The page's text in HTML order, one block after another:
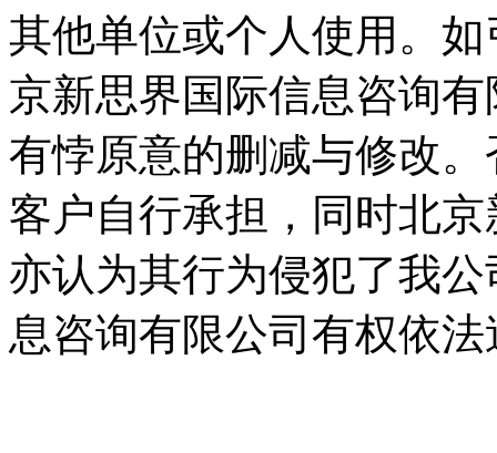
其他单位或个人使用。
京新思界国际信息咨询
有悖原意的删减与修改
客户自行承担，同时北
亦认为其行为侵犯了我
息咨询有限公司有权依